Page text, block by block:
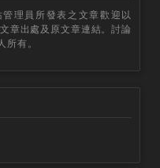
理員所發表之文章歡迎以
章出處及原文章連結。討論
有。